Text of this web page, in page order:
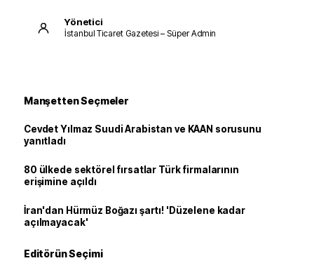
Yönetici
İstanbul Ticaret Gazetesi – Süper Admin
Manşetten Seçmeler
Cevdet Yılmaz Suudi Arabistan ve KAAN sorusunu
yanıtladı
80 ülkede sektörel fırsatlar Türk firmalarının
erişimine açıldı
İran'dan Hürmüz Boğazı şartı! 'Düzelene kadar
açılmayacak'
Editörün Seçimi